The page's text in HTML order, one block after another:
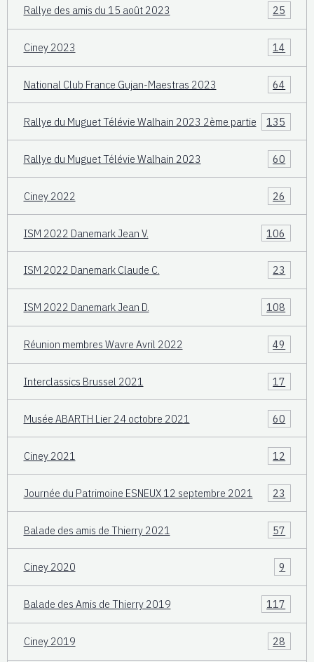
Rallye des amis du 15 août 2023 25
Ciney 2023 14
National Club France Gujan-Maestras 2023 64
Rallye du Muguet Télévie Walhain 2023 2ème partie 135
Rallye du Muguet Télévie Walhain 2023 60
Ciney 2022 26
ISM 2022 Danemark Jean V. 106
ISM 2022 Danemark Claude C. 23
ISM 2022 Danemark Jean D. 108
Réunion membres Wavre Avril 2022 49
Interclassics Brussel 2021 17
Musée ABARTH Lier 24 octobre 2021 60
Ciney 2021 12
Journée du Patrimoine ESNEUX 12 septembre 2021 23
Balade des amis de Thierry 2021 57
Ciney 2020 9
Balade des Amis de Thierry 2019 117
Ciney 2019 28